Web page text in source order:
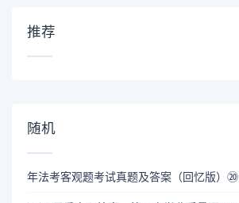
推荐
随机
年法考客观题考试真题及答案（回忆版）⑳